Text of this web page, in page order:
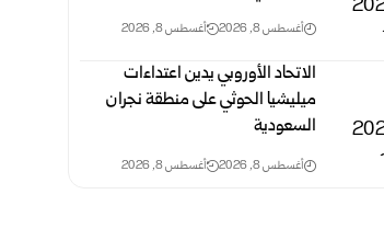
أغسطس 8, 2026 أغسطس 8, 2026
الاتحاد الأوروبي يدين اعتداءات
ميليشيا الحوثي على منطقة نجران
السعودية
أغسطس 8, 2026 أغسطس 8, 2026